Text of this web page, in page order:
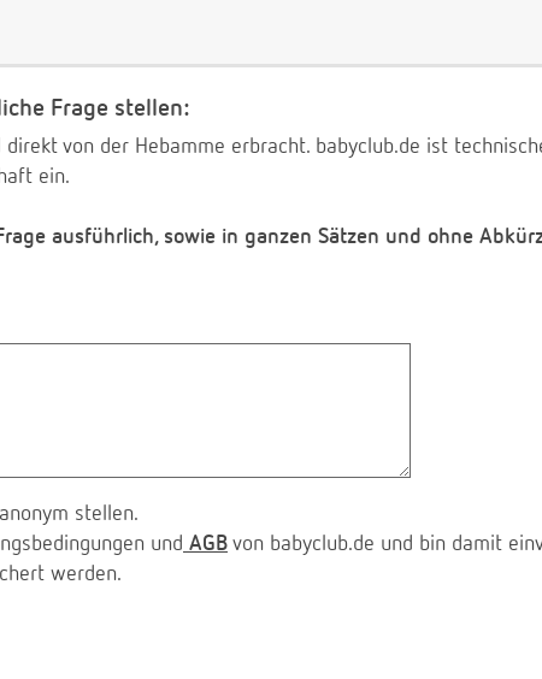
Frage stellen:
von der Hebamme erbracht. babyclub.de ist
ein.
ausführlich, sowie in ganzen Sätzen und ohne
stellen.
und AGB von babyclub.de und bin damit
werden.